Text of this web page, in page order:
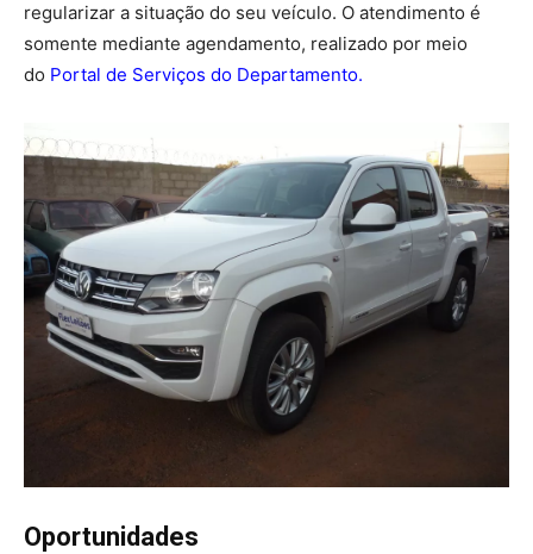
regularizar a situação do seu veículo. O atendimento é
somente mediante agendamento, realizado por meio
do Portal de Serviços do Departamento.
Oportunidades